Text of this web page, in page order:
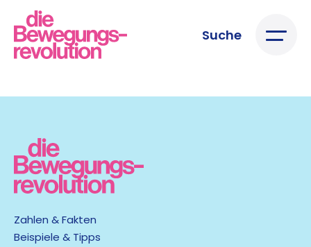
Suche
Zahlen & Fakten
Beispiele & Tipps